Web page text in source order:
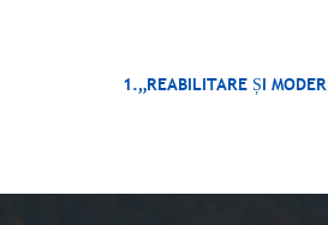
1.„REABILITARE ȘI